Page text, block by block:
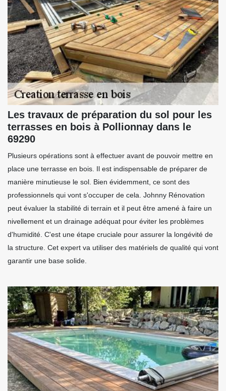
Les travaux de préparation du sol pour les
terrasses en bois à Pollionnay dans le
69290
Plusieurs opérations sont à effectuer avant de pouvoir mettre en
place une terrasse en bois. Il est indispensable de préparer de
manière minutieuse le sol. Bien évidemment, ce sont des
professionnels qui vont s'occuper de cela. Johnny Rénovation
peut évaluer la stabilité di terrain et il peut être amené à faire un
nivellement et un drainage adéquat pour éviter les problèmes
d'humidité. C'est une étape cruciale pour assurer la longévité de
la structure. Cet expert va utiliser des matériels de qualité qui vont
garantir une base solide.